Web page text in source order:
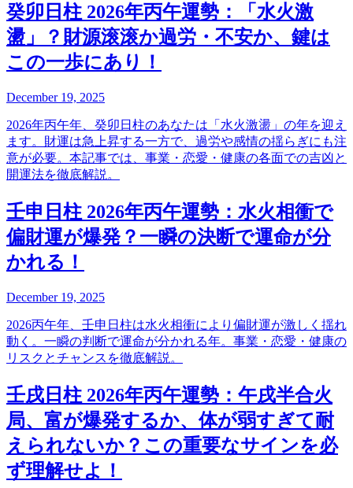
癸卯日柱 2026年丙午運勢：「水火激
盪」？財源滚滚か過労・不安か、鍵は
この一歩にあり！
December 19, 2025
2026年丙午年、癸卯日柱のあなたは「水火激盪」の年を迎え
ます。財運は急上昇する一方で、過労や感情の揺らぎにも注
意が必要。本記事では、事業・恋愛・健康の各面での吉凶と
開運法を徹底解説。
壬申日柱 2026年丙午運勢：水火相衝で
偏財運が爆発？一瞬の決断で運命が分
かれる！
December 19, 2025
2026丙午年、壬申日柱は水火相衝により偏財運が激しく揺れ
動く。一瞬の判断で運命が分かれる年。事業・恋愛・健康の
リスクとチャンスを徹底解説。
壬戌日柱 2026年丙午運勢：午戌半合火
局、富が爆発するか、体が弱すぎて耐
えられないか？この重要なサインを必
ず理解せよ！